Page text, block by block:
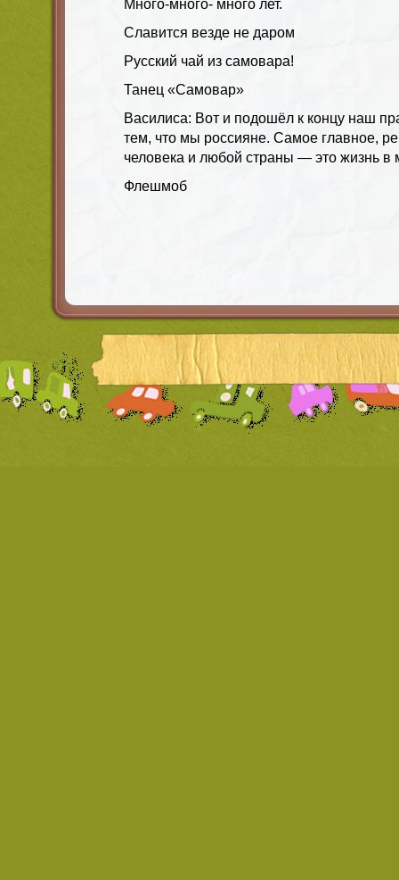
Много-много- много лет.
Славится везде не даром
Русский чай из самовара!
Танец «Самовар»
Василиса: Вот и подошёл к концу наш
тем, что мы россияне. Самое главное,
человека и любой страны — это жизнь в
Флешмоб